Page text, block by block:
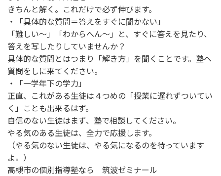
きちんと解く。これだけで必ず伸びます。
・「具体的な質問＝答えをすぐに聞かない」
「難しい～」「わからへん～」と、すぐに答えを見たり、
答えを写したりしていませんか？
具体的な質問とはつまり「解き方」を聞くことです。塾へ
質問をしに来てください。
・「一学年下の学力」
正直、これがある生徒は４つめの「授業に遅れずついてい
く」ことも出来るはず。
自信のない生徒はまず、塾で相談してください。
やる気のある生徒は、全力で応援します。
（やる気のない生徒は、やる気になるのを待っています
よ。）
高槻市の個別指導塾なら 筑波ゼミナール